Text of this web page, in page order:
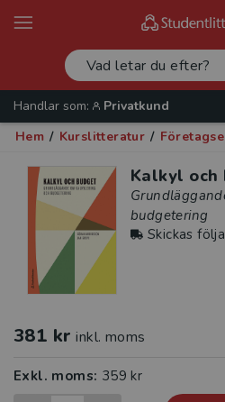
Handlar som:
Privatkund
Hem / Kurslitteratur /
Kalkyl och
budgetering
Skickas
381 kr inkl. moms
Exkl. moms: 359 kr